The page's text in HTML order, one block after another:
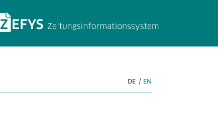
ZEFYS
DE | EN